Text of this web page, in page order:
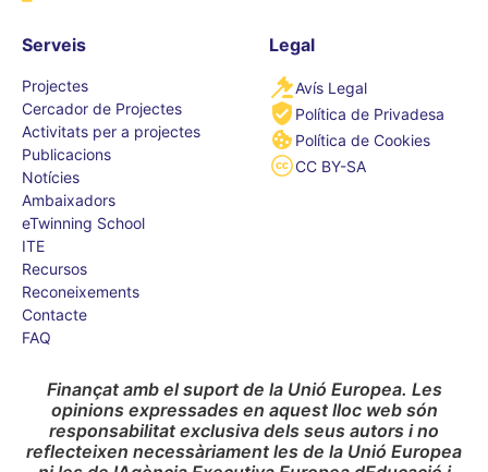
Serveis
Projectes
Cercador de Projectes
Activitats per a projectes
Publicacions
Notícies
Ambaixadors
eTwinning School
ITE
Recursos
Reconeixements
Contacte
FAQ
Legal
Avís Legal
Política de Privadesa
Política de Cookies
CC BY-SA
Finançat amb el suport de la Unió Europea. Les
opinions expressades en aquest lloc web són
responsabilitat exclusiva dels seus autors i no
reflecteixen necessàriament les de la Unió Europea